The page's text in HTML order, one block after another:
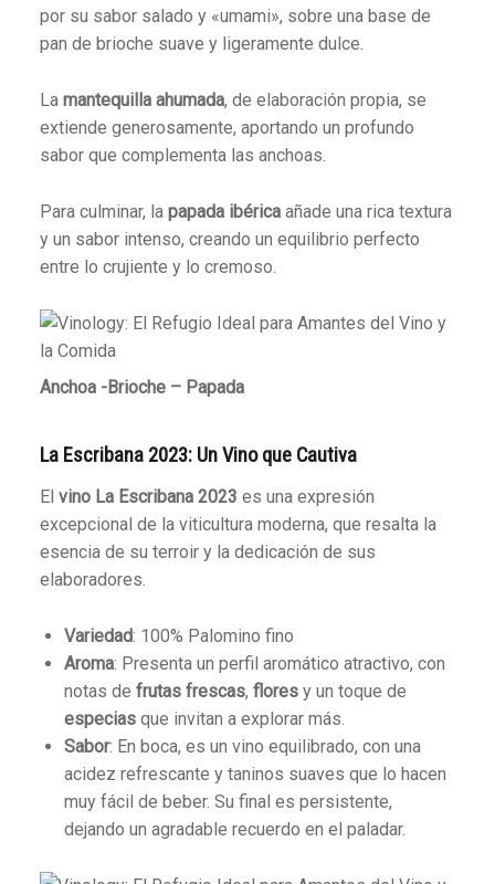
por su sabor salado y «umami», sobre una base de
pan de brioche suave y ligeramente dulce.
La mantequilla ahumada, de elaboración propia, se
extiende generosamente, aportando un profundo
sabor que complementa las anchoas.
Para culminar, la papada ibéricaañade una rica textura
y un sabor intenso, creando un equilibrio perfecto
entre lo crujiente y lo cremoso.
Anchoa -Brioche – Papada
La Escribana 2023: Un Vino que Cautiva
El vino La Escribana 2023 es una expresión
excepcional de la viticultura moderna, que resalta la
esencia de su terroir y la dedicación de sus
elaboradores.
Variedad: 100% Palomino fino
Aroma: Presenta un perfil aromático atractivo, con
notas de frutas frescas, floresy un toque de
especiasque invitan a explorar más.
Sabor: En boca, es un vino equilibrado, con una
acidez refrescante y taninos suaves que lo hacen
muy fácil de beber. Su final es persistente,
dejando un agradable recuerdo en el paladar.